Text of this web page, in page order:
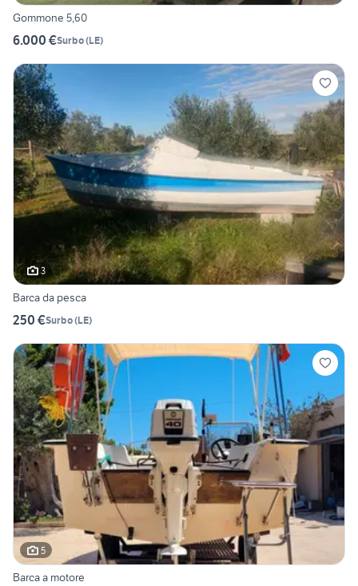
Gommone 5,60
6.000 €Surbo(LE)
3
Barca da pesca
250 €Surbo(LE)
5
Barca a motore